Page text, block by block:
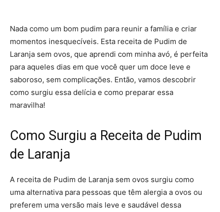
Nada como um bom pudim para reunir a família e criar
momentos inesquecíveis. Esta receita de Pudim de
Laranja sem ovos, que aprendi com minha avó, é perfeita
para aqueles dias em que você quer um doce leve e
saboroso, sem complicações. Então, vamos descobrir
como surgiu essa delícia e como preparar essa
maravilha!
Como Surgiu a Receita de Pudim
de Laranja
A receita de Pudim de Laranja sem ovos surgiu como
uma alternativa para pessoas que têm alergia a ovos ou
preferem uma versão mais leve e saudável dessa